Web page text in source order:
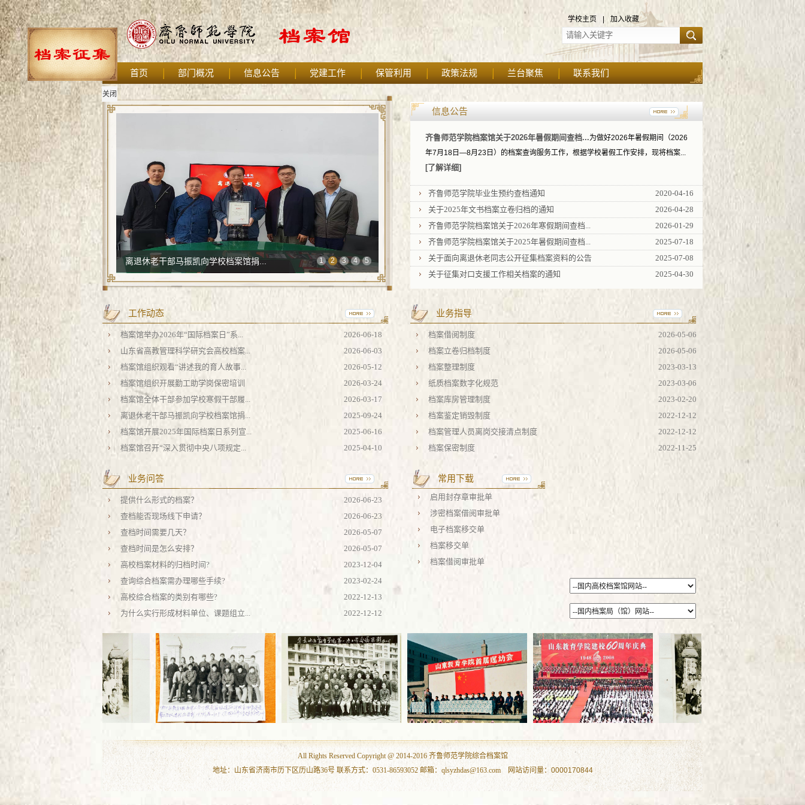
关闭
学校主页 加入收藏
首页 部门概况 信息公告 党建工作 保管利用 政策法规 兰台聚焦 联系我们
离退休老干部马振凯向学校档案馆捐...
离退休老干部马振凯向学校档案馆捐... 1 2 3 4 5
信息公告
齐鲁师范学院档案馆关于2026年暑假期间查档...为做好2026年暑假期间（2026
年7月18日—8月23日）的档案查询服务工作，根据学校暑假工作安排，现将档案...
[了解详细]
2020-04-16
齐鲁师范学院毕业生预约查档通知
2026-04-28
关于2025年文书档案立卷归档的通知
2026-01-29
齐鲁师范学院档案馆关于2026年寒假期间查档...
2025-07-18
齐鲁师范学院档案馆关于2025年暑假期间查档...
2025-07-08
关于面向离退休老同志公开征集档案资料的公告
2025-04-30
关于征集对口支援工作相关档案的通知
工作动态
2026-06-18
档案馆举办2026年“国际档案日”系...
2026-06-03
山东省高教管理科学研究会高校档案...
2026-05-12
档案馆组织观看“讲述我的育人故事...
2026-03-24
档案馆组织开展勤工助学岗保密培训
2026-03-17
档案馆全体干部参加学校寒假干部履...
2025-09-24
离退休老干部马振凯向学校档案馆捐...
2025-06-16
档案馆开展2025年国际档案日系列宣...
2025-04-10
档案馆召开“深入贯彻中央八项规定...
业务指导
2026-05-06
档案借阅制度
2026-05-06
档案立卷归档制度
2023-03-13
档案整理制度
2023-03-06
纸质档案数字化规范
2023-02-20
档案库房管理制度
2022-12-12
档案鉴定销毁制度
2022-12-12
档案管理人员离岗交接清点制度
2022-11-25
档案保密制度
业务问答
2026-06-23
提供什么形式的档案？
2026-06-23
查档能否现场线下申请？
2026-05-07
查档时间需要几天？
2026-05-07
查档时间是怎么安排？
2023-12-04
高校档案材料的归档时间?
2023-02-24
查询综合档案需办理哪些手续?
2022-12-13
高校综合档案的类别有哪些?
2022-12-12
为什么实行形成材料单位、课题组立...
常用下载
启用封存章审批单
涉密档案借阅审批单
电子档案移交单
档案移交单
档案借阅审批单
All Rights Reserved Copyright @ 2014-2016 齐鲁师范学院综合档案馆
地址：山东省济南市历下区历山路36号 联系方式：0531-86593052 邮箱：qlsyzhdas@163.com 网站访问量： 0000170844